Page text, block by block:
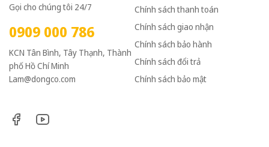
Gọi cho chúng tôi 24/7
0909 000 786
KCN Tân Bình, Tây Thạnh, Thành
phố Hồ Chí Minh
Lam@dongco.com
Chính sách thanh toán
Chính sách giao nhận
Chính sách bảo hành
Chính sách đổi trả
Chính sách bảo mật